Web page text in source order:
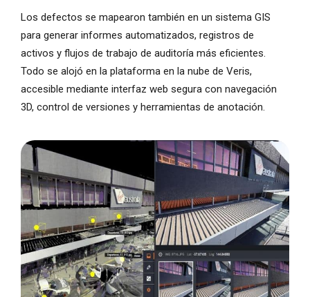
Los defectos se mapearon también en un sistema GIS
para generar informes automatizados, registros de
activos y flujos de trabajo de auditoría más eficientes.
Todo se alojó en la plataforma en la nube de Veris,
accesible mediante interfaz web segura con navegación
3D, control de versiones y herramientas de anotación.